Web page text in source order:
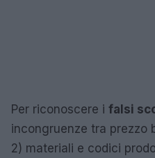
Per riconoscere i falsi
incongruenze tra prezzo
2) materiali e codici